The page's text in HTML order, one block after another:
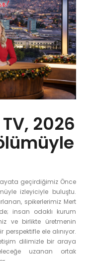
2026
geçirdiğimiz Önce
izleyiciyle buluştu.
spikerlerimiz Mert
insan odaklı kurum
ve birlikte üretmenin
ele alınıyor.
dilimizle bir araya
uzanan ortak